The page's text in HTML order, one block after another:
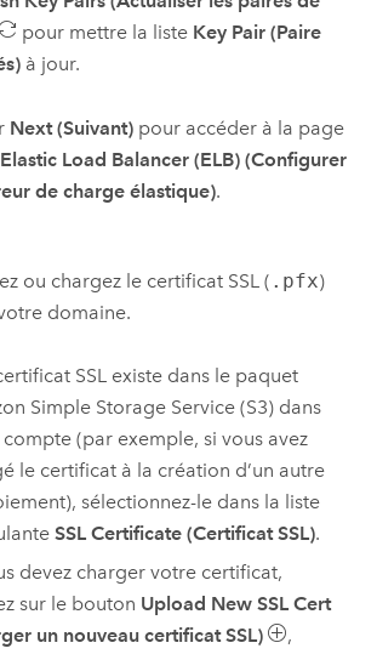
pour mettre la liste Key Pair (Paire
à jour.
Next (Suivant)pour accéder à la page
Load Balancer (ELB) (Configurer
de charge élastique).
ou chargez le certificat SSL ( .pfx)
domaine.
SSL existe dans le paquet
Simple Storage Service (S3) dans
(par exemple, si vous avez
le certificat à la création d’un autre
sélectionnez-le dans la liste
SSL Certificate (Certificat SSL).
devez charger votre certificat,
sur le bouton Upload New SSL Cert
un nouveau certificat SSL)
,